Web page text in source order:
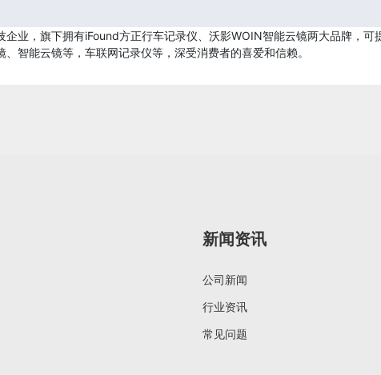
业，旗下拥有iFound方正行车记录仪、沃影WOIN智能云镜两大品牌，可
智能云镜等，车联网记录仪等，深受消费者的喜爱和信赖。
新闻资讯
公司新闻
行业资讯
常见问题